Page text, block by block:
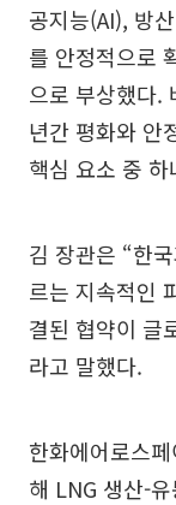
공지능(AI), 방
를 안정적으로
으로 부상했다.
년간 평화와 안
핵심 요소 중
김 장관은 “한
르는 지속적인
결된 협약이 글
라고 말했다.
한화에어로스
해 LNG 생산-